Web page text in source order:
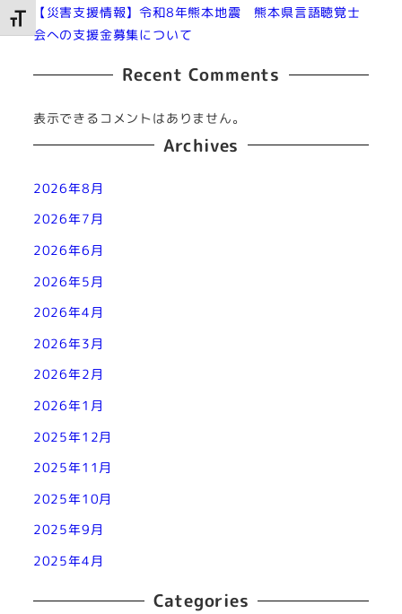
文字サイズを切り替え
【災害支援情報】令和8年熊本地震 熊本県言語聴覚士
会への支援金募集について
Recent Comments
表示できるコメントはありません。
Archives
2026年8月
2026年7月
2026年6月
2026年5月
2026年4月
2026年3月
2026年2月
2026年1月
2025年12月
2025年11月
2025年10月
2025年9月
2025年4月
Categories